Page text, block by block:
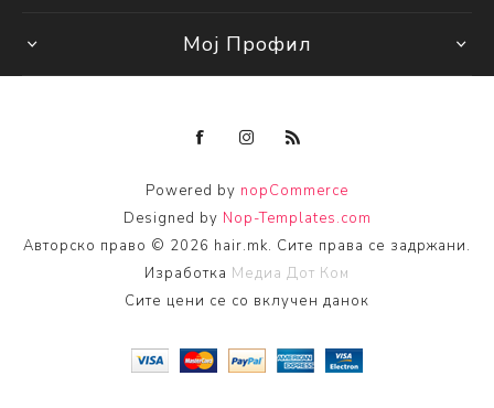
Мој Профил
Powered by nopCommerce
Designed by Nop-Templates.com
Авторско право © 2026 hair.mk. Сите права се задржани.
Изработка Медиа Дот Ком
Сите цени се со вклучен данок